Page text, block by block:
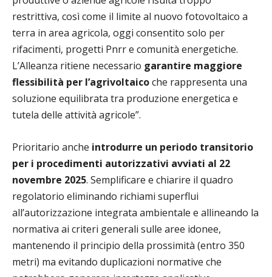
restrittiva, così come il limite al nuovo fotovoltaico a
terra in area agricola, oggi consentito solo per
rifacimenti, progetti Pnrr e comunità energetiche.
L’Alleanza ritiene necessario garantire maggiore
flessibilità per l’agrivoltaicoche rappresenta una
soluzione equilibrata tra produzione energetica e
tutela delle attività agricole”.
Prioritario anche introdurre un periodo transitorio
per i procedimenti autorizzativi avviati al 22
novembre 2025. Semplificare e chiarire il quadro
regolatorio eliminando richiami superflui
all’autorizzazione integrata ambientale e allineando la
normativa ai criteri generali sulle aree idonee,
mantenendo il principio della prossimità (entro 350
metri) ma evitando duplicazioni normative che